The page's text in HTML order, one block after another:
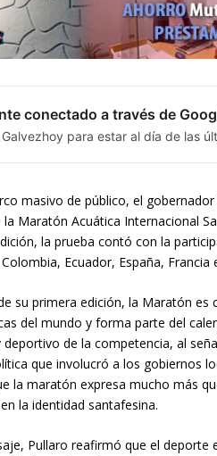
conectado a través de
para estar al día de las
masivo de público, el
Maratón Acuática Internacional
la prueba contó con la
Ecuador, España,
su primera edición, la Maratón
del mundo y forma parte del
de la competencia, al
que involucró a los gobiernos
la maratón expresa mucho más
la identidad santafesina.
Pullaro reafirmó que el deporte